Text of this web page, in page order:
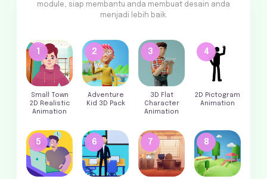
module, siap membantu anda membuat desain anda
menjadi lebih baik.
1
Small Town
2D Realistic
Animation
2
Adventure
Kid 3D Pack
3
3D Flat
Character
Animation
4
2D Pictogram
Animation
5 6 7 8